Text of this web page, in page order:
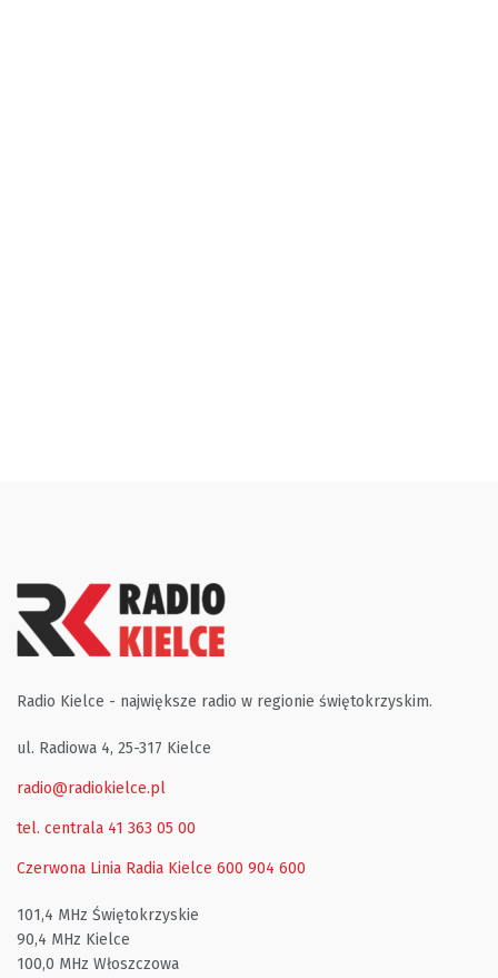
Radio Kielce - największe radio w regionie świętokrzyskim.
ul. Radiowa 4, 25-317 Kielce
radio@radiokielce.pl
tel. centrala 41 363 05 00
Czerwona Linia Radia Kielce 600 904 600
101,4 MHz Świętokrzyskie
90,4 MHz Kielce
100,0 MHz Włoszczowa